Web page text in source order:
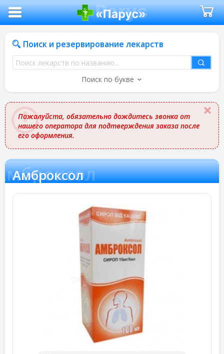
Поиск и резервирование лекарств
Поиск
лекарств
названию
Поиск по букве
Пожалуйста, обязательно дождитесь звонка от
нашего оператора для подтверждения заказа после
его оформления.
Амброксол